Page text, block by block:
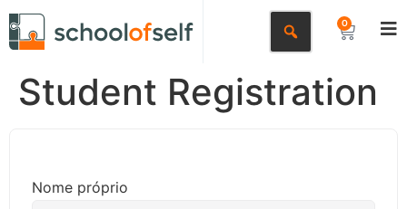
0
Student Registration
Nome próprio